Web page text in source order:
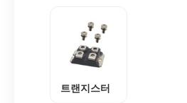
트랜지스터